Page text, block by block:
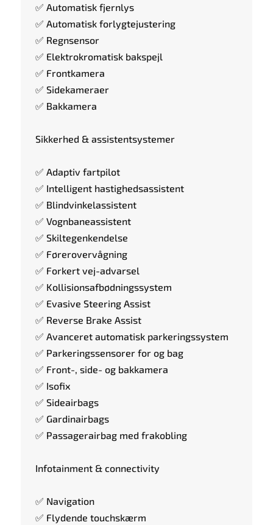
✅ Automatisk fjernlys
✅ Automatisk forlygtejustering
✅ Regnsensor
✅ Elektrokromatisk bakspejl
✅ Frontkamera
✅ Sidekameraer
✅ Bakkamera
Sikkerhed & assistentsystemer
✅ Adaptiv fartpilot
✅ Intelligent hastighedsassistent
✅ Blindvinkelassistent
✅ Vognbaneassistent
✅ Skiltegenkendelse
✅ Førerovervågning
✅ Forkert vej-advarsel
✅ Kollisionsafbødningssystem
✅ Evasive Steering Assist
✅ Reverse Brake Assist
✅ Avanceret automatisk parkeringssystem
✅ Parkeringssensorer for og bag
✅ Front-, side- og bakkamera
✅ Isofix
✅ Sideairbags
✅ Gardinairbags
✅ Passagerairbag med frakobling
Infotainment & connectivity
✅ Navigation
✅ Flydende touchskærm